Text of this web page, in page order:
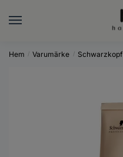
Hem / Varumärke / Schwarzkopf